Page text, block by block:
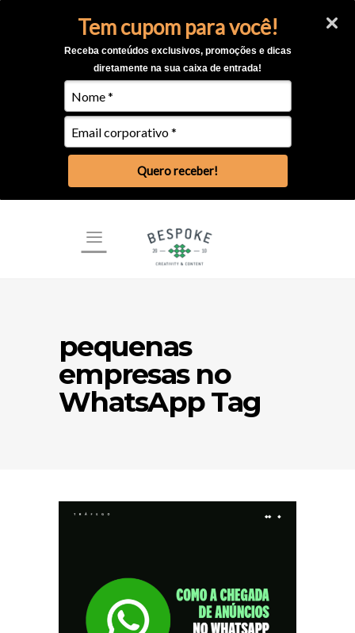
Tem cupom para você!
Receba conteúdos exclusivos, promoções e dicas
diretamente na sua caixa de entrada!
Quero receber!
pequenas
empresas no
WhatsApp Tag